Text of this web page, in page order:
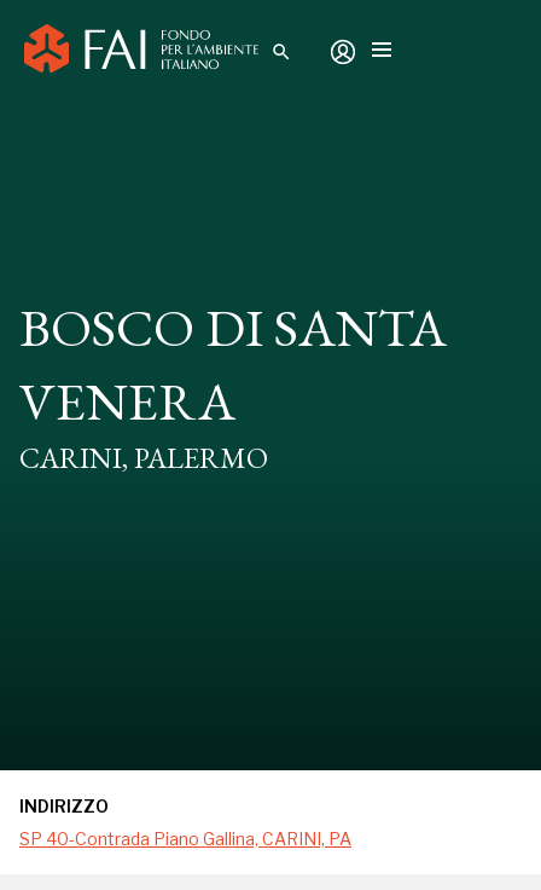
search
BOSCO DI SANTA
VENERA
CARINI, PALERMO
INDIRIZZO
SP 40-Contrada Piano Gallina, CARINI, PA